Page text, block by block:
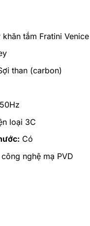
khăn tắm Fratini Venice
than (carbon)
loại 3C
Có
nghệ mạ PVD